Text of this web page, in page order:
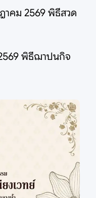
คม 2569 พิธีสวด
พิธีฌาปนกิจ